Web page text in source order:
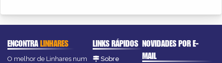
ENCONTRALINHARES
O melhor de Linhares num
LINKS RÁPIDOS
Sobre
NOVIDADES POR E-
MAIL